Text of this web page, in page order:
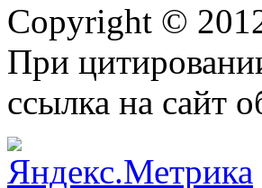
Copyright ©
При
ссылка на сайт